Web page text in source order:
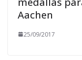
Aachen
25/09/2017